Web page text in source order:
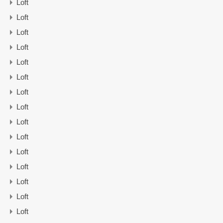
Loft
Loft
Loft
Loft
Loft
Loft
Loft
Loft
Loft
Loft
Loft
Loft
Loft
Loft
Loft